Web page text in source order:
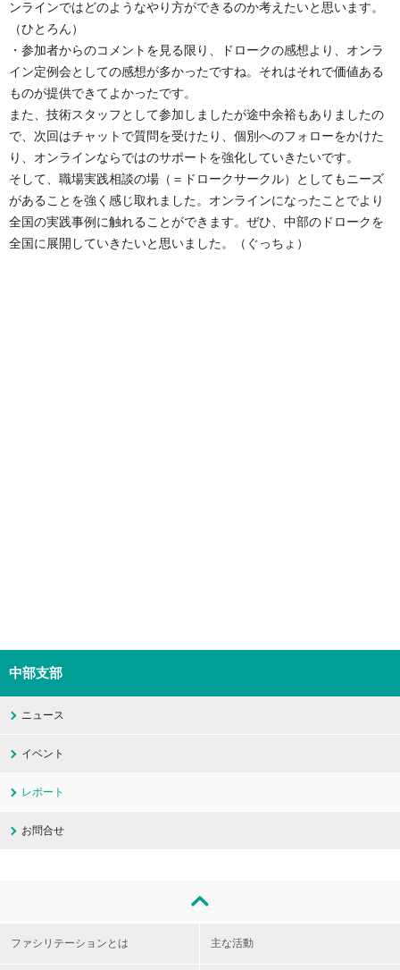
ンラインではどのようなやり方ができるのか考えたいと思います。
（ひとろん）
・参加者からのコメントを見る限り、ドロークの感想より、オンラ
イン定例会としての感想が多かったですね。それはそれで価値ある
ものが提供できてよかったです。
また、技術スタッフとして参加しましたが途中余裕もありましたの
で、次回はチャットで質問を受けたり、個別へのフォローをかけた
り、オンラインならではのサポートを強化していきたいです。
そして、職場実践相談の場（＝ドロークサークル）としてもニーズ
があることを強く感じ取れました。オンラインになったことでより
全国の実践事例に触れることができます。ぜひ、中部のドロークを
全国に展開していきたいと思いました。（ぐっちょ）
中部支部
ニュース
イベント
レポート
お問合せ
ファシリテーションとは 主な活動